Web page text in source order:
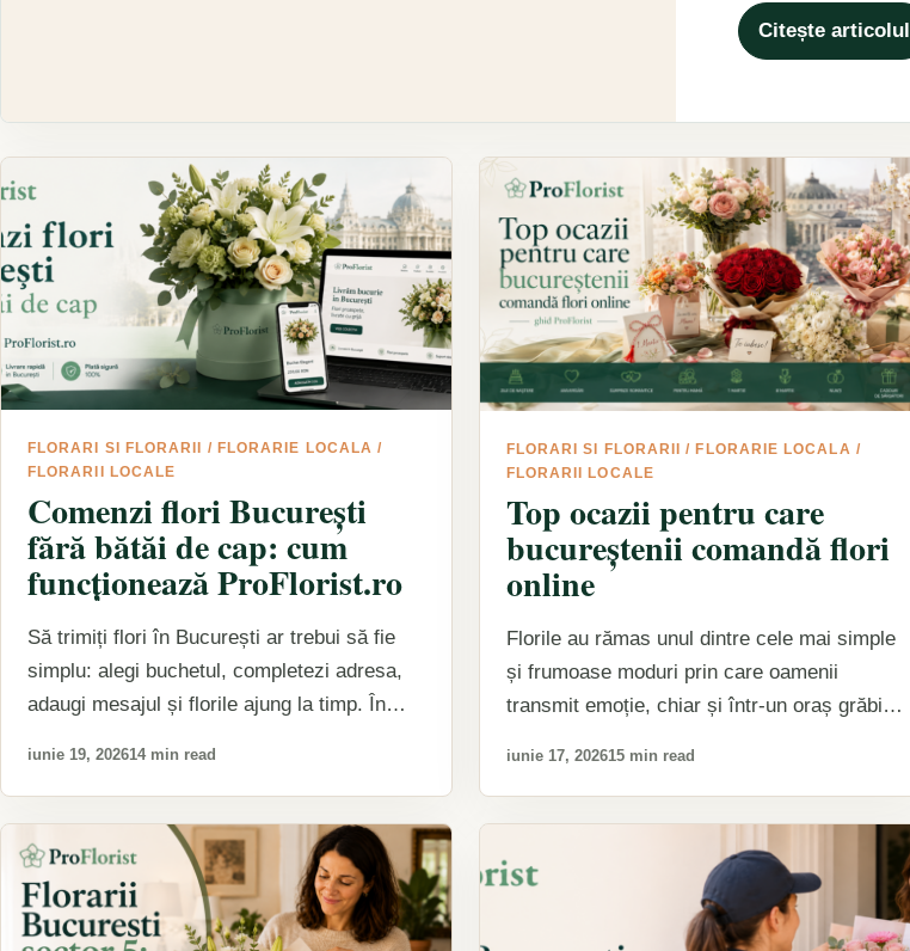
Citește articolul
FLORARI SI FLORARII / FLORARIE LOCALA /
FLORARII LOCALE
Comenzi flori București
fără bătăi de cap: cum
funcționează ProFlorist.ro
Să trimiți flori în București ar trebui să fie
simplu: alegi buchetul, completezi adresa,
adaugi mesajul și florile ajung la timp. În
iunie 19, 202614 min read
FLORARI SI FLORARII /FLORARIE LOCALA /
FLORARII LOCALE
Top ocazii pentru care
bucureștenii comandă flori
online
Florile au rămas unul dintre cele mai simple
și frumoase moduri prin care oamenii
transmit emoție, chiar și într-un oraș grăbit
iunie 17, 202615 min read